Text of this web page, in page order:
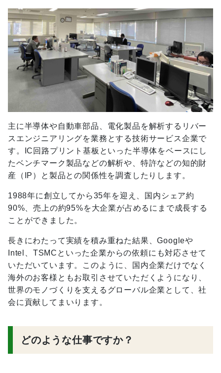
主に半導体や自動車部品、電化製品を解析するリバー
スエンジニアリングを業務とする技術サービス企業で
す。IC回路プリント基板といった半導体をベースにし
たベンチマーク製品などの解析や、特許などの知的財
産（IP）と製品との関係性を調査したりします。
1988年に創立してから35年を迎え、国内シェア約
90%、売上の約95%を大企業が占めるにまで成長する
ことができました。
長きにわたって実績を積み重ねた結果、Googleや
Intel、TSMCといった企業からの依頼にも対応させて
いただいています。このように、国内企業だけでなく
海外のお客様ともお取引させていただくようになり、
世界のモノづくりを支えるグローバル企業として、社
会に貢献してまいります。
どのような仕事ですか？